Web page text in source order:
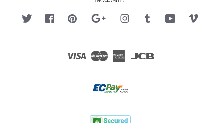
Twitter FacebookPinterest Google InstagramTumblr YouTube
Visa Master American